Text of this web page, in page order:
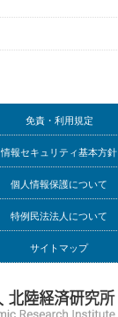
免責・利用規定
情報セキュリティ基本方針
個人情報保護について
特例民法法人について
サイトマップ